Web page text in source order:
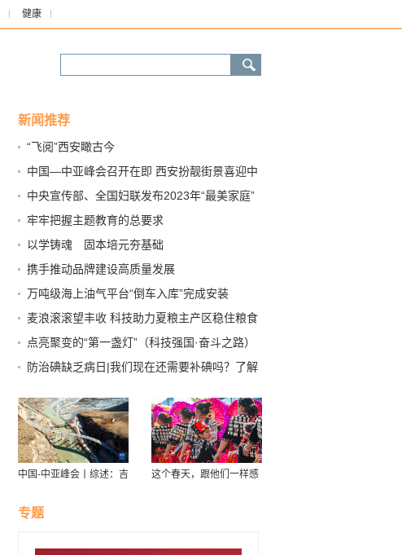
健康
新闻推荐
“飞阅”西安瞰古今
中国—中亚峰会召开在即 西安扮靓街景喜迎中
亚朋友
中央宣传部、全国妇联发布2023年“最美家庭”
先进事迹
牢牢把握主题教育的总要求
以学铸魂 固本培元夯基础
携手推动品牌建设高质量发展
万吨级海上油气平台“倒车入库”完成安装
麦浪滚滚望丰收 科技助力夏粮主产区稳住粮食
安全“压舱石”
点亮聚变的“第一盏灯”（科技强国·奋斗之路）
防治碘缺乏病日|我们现在还需要补碘吗？了解
中国-中亚峰会丨综述：吉
力中亚国家与中国的经贸
合作
这个春天，跟他们一样感
专题